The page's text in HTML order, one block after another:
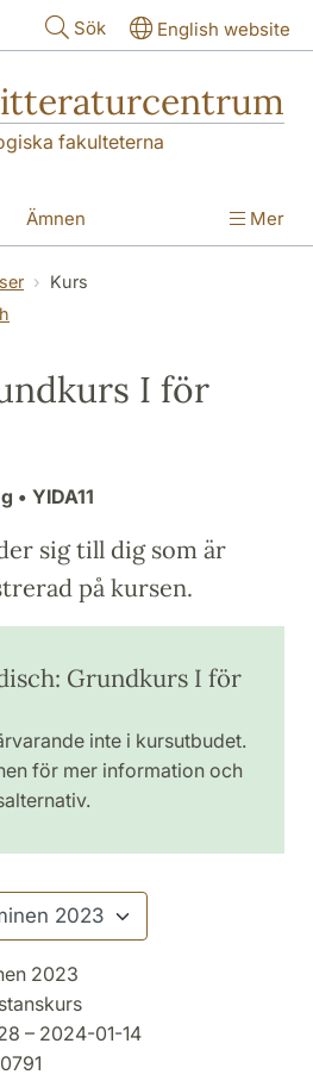
Sök English website
fakulteterna
Ämnen
Institutionen
Mer
Kurs
I för
• YIDA11
sig till dig som är
på kursen.
Grundkurs I för
inte i kursutbudet.
för mer information och
2023
– 2024-01-14